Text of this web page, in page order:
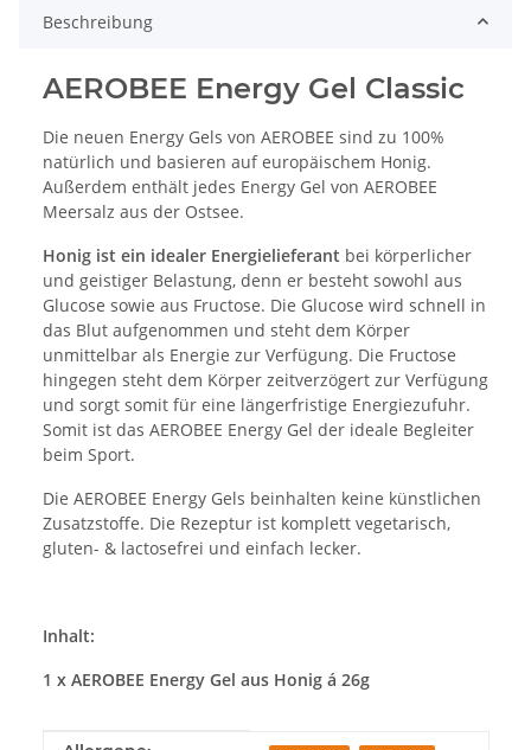
Beschreibung
AEROBEE Energy Gel Classic
Die neuen Energy Gels von AEROBEE sind zu 100%
natürlich und basieren auf europäischem Honig.
Außerdem enthält jedes Energy Gel von AEROBEE
Meersalz aus der Ostsee.
Honig ist ein idealer Energielieferant bei körperlicher
und geistiger Belastung, denn er besteht sowohl aus
Glucose sowie aus Fructose. Die Glucose wird schnell in
das Blut aufgenommen und steht dem Körper
unmittelbar als Energie zur Verfügung. Die Fructose
hingegen steht dem Körper zeitverzögert zur Verfügung
und sorgt somit für eine längerfristige Energiezufuhr.
Somit ist das AEROBEE Energy Gel der ideale Begleiter
beim Sport.
Die AEROBEE Energy Gels beinhalten keine künstlichen
Zusatzstoffe. Die Rezeptur ist komplett vegetarisch,
gluten- & lactosefrei und einfach lecker.
Inhalt:
1 x AEROBEE Energy Gel aus Honig á 26g